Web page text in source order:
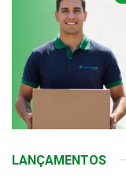
LANÇAMENTOS